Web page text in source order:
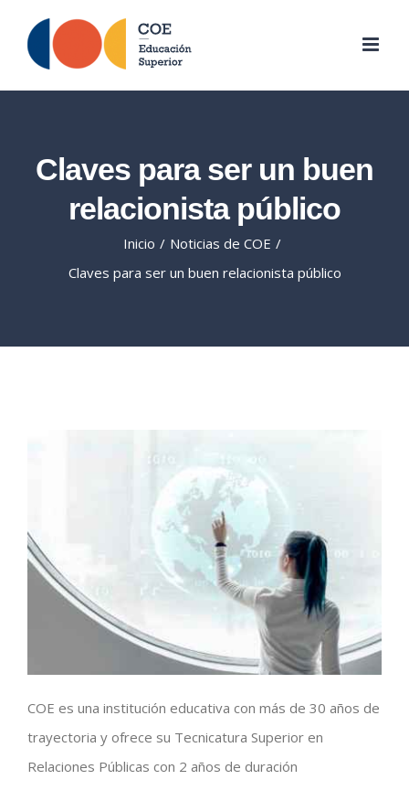
content
Claves para ser un buen
relacionista público
Inicio / Noticias de COE /
Claves para ser un buen relacionista público
COE es una institución educativa con más de 30 años de
trayectoria y ofrece su Tecnicatura Superior en
Relaciones Públicas con 2 años de duración